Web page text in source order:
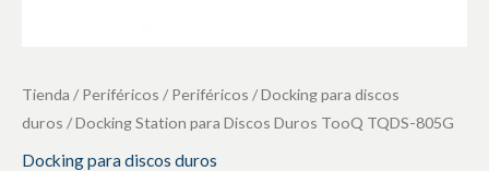
Tienda /Periféricos /Periféricos /Docking para discos
duros / Docking Station para Discos Duros TooQ TQDS-805G
Docking para discos duros